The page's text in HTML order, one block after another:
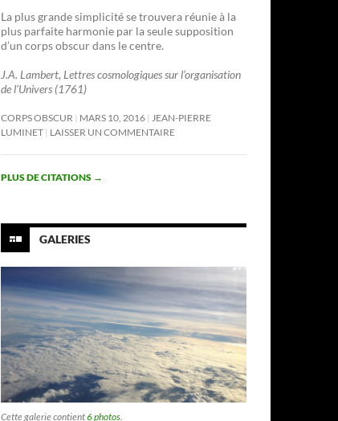
La plus grande simplicité se trouvera réunie à la
plus parfaite harmonie par la seule supposition
d’un corps obscur dans le centre.
J.A. Lambert, Lettres cosmologiques sur l’organisation
de l’Univers (1761)
CORPS OBSCUR MARS 10, 2016 JEAN-PIERRE
LUMINET LAISSER UN COMMENTAIRE
PLUS DE CITATIONS →
GALERIES
Cette galerie contient6 photos.